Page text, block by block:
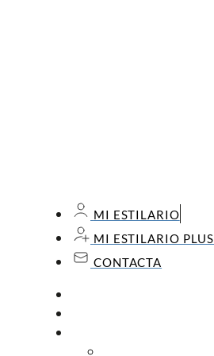
MI ESTILARIO
MI ESTILARIO PLUS
CONTACTA